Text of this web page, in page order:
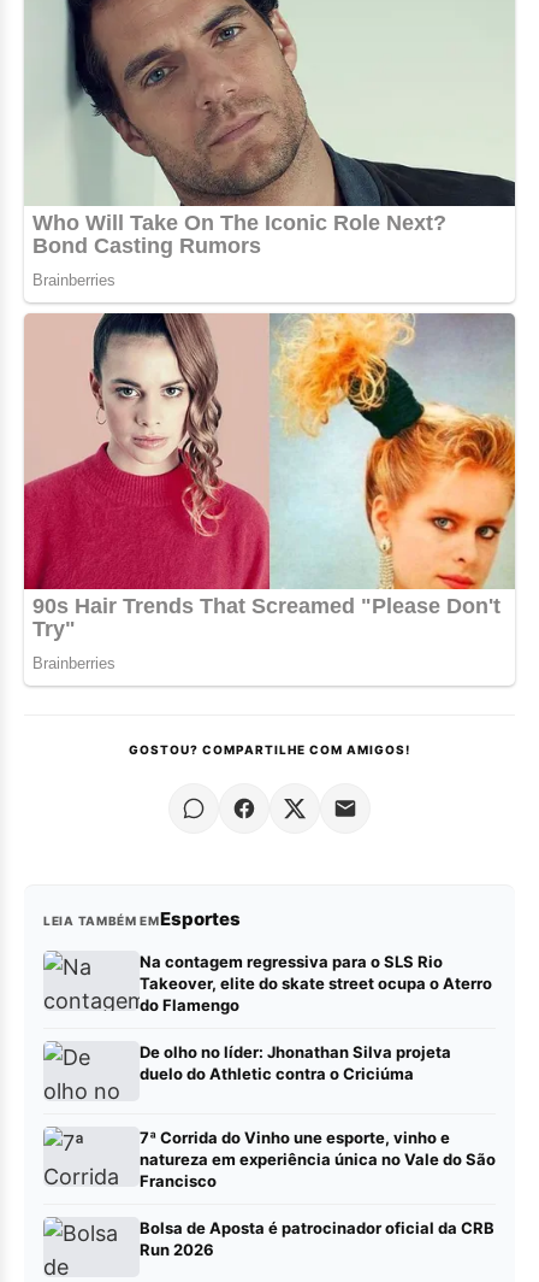
GOSTOU? COMPARTILHE COM AMIGOS!
LEIA TAMBÉM EMEsportes
Na contagem regressiva para o SLS Rio
Takeover, elite do skate street ocupa o Aterro
do Flamengo
De olho no líder: Jhonathan Silva projeta
duelo do Athletic contra o Criciúma
7ª Corrida do Vinho une esporte, vinho e
natureza em experiência única no Vale do São
Francisco
Bolsa de Aposta é patrocinador oficial da CRB
Run 2026